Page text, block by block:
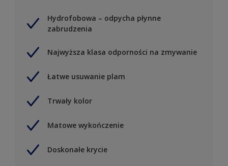
Hydrofobowa – odpycha płynne
zabrudzenia
Najwyższa klasa odporności na zmywanie
Łatwe usuwanie plam
Trwały kolor
Matowe wykończenie
Doskonałe krycie